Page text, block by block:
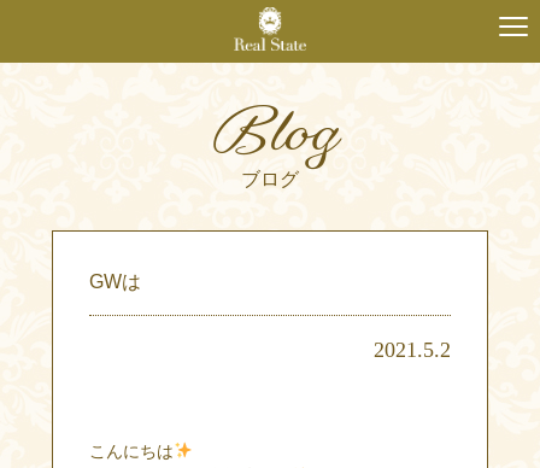
Blog
ブログ
GWは
2021.5.2
こんにちは